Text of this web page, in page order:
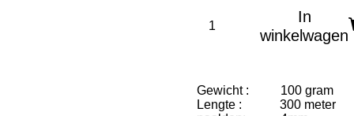
In
winkelwagen
Gewicht : 100 gram
Lengte : 300 meter